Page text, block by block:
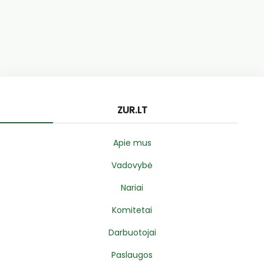
ZUR.LT
Apie mus
Vadovybė
Nariai
Komitetai
Darbuotojai
Paslaugos